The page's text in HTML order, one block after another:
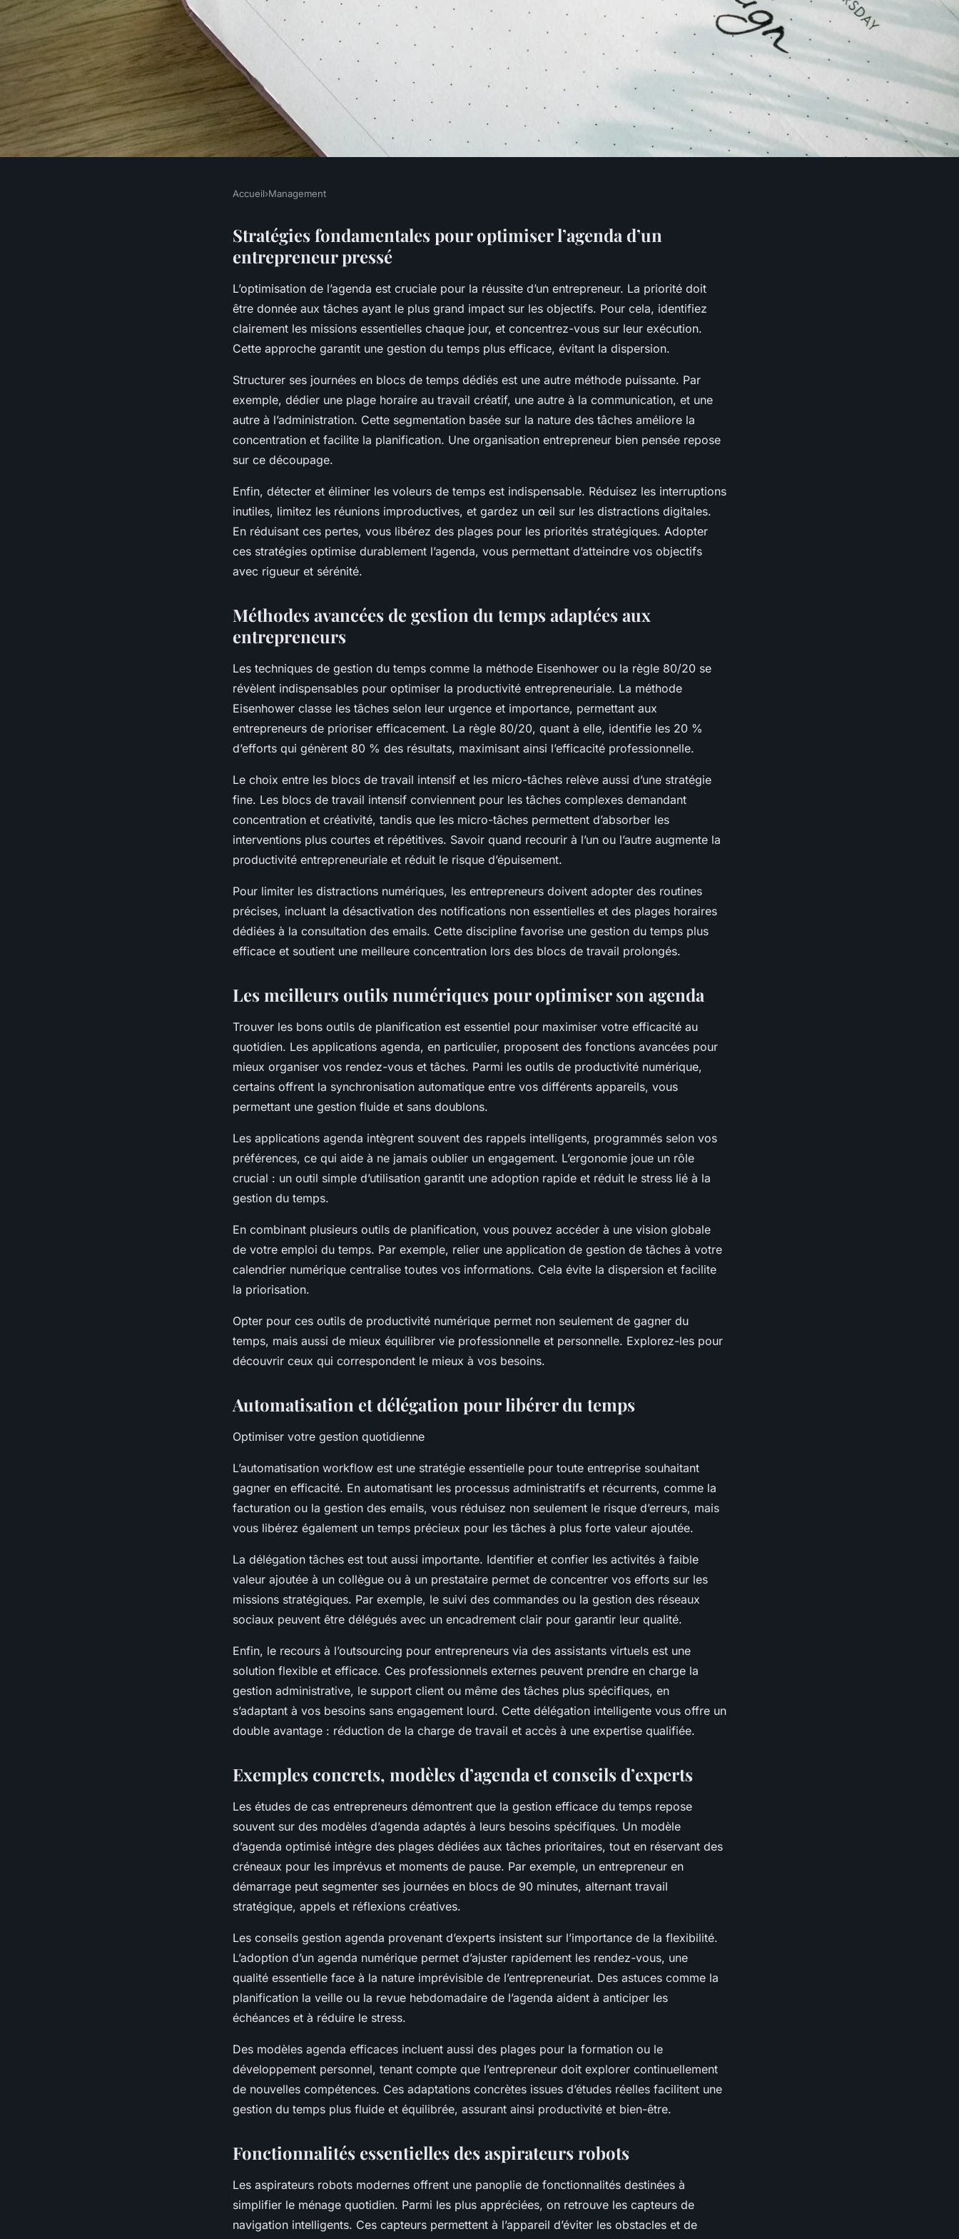
Optimisez Votre Agenda : Le Guide
Indispensable pour les Entrepreneurs
Toujours Pressés
Accueil›Management
Stratégies fondamentales pour optimiser l’agenda d’un
entrepreneur pressé
L’optimisation de l’agenda est cruciale pour la réussite d’un entrepreneur. La priorité doit
être donnée aux tâches ayant le plus grand impact sur les objectifs. Pour cela, identifiez
clairement les missions essentielles chaque jour, et concentrez-vous sur leur exécution.
Cette approche garantit une gestion du temps plus efficace, évitant la dispersion.
Structurer ses journées en blocs de temps dédiés est une autre méthode puissante. Par
exemple, dédier une plage horaire au travail créatif, une autre à la communication, et une
autre à l’administration. Cette segmentation basée sur la nature des tâches améliore la
concentration et facilite la planification. Une organisation entrepreneur bien pensée repose
sur ce découpage.
Enfin, détecter et éliminer les voleurs de temps est indispensable. Réduisez les interruptions
inutiles, limitez les réunions improductives, et gardez un œil sur les distractions digitales.
En réduisant ces pertes, vous libérez des plages pour les priorités stratégiques. Adopter
ces stratégies optimise durablement l’agenda, vous permettant d’atteindre vos objectifs
avec rigueur et sérénité.
Méthodes avancées de gestion du temps adaptées aux
entrepreneurs
Les techniques de gestion du temps comme la méthode Eisenhower ou la règle 80/20 se
révèlent indispensables pour optimiser la productivité entrepreneuriale. La méthode
Eisenhower classe les tâches selon leur urgence et importance, permettant aux
entrepreneurs de prioriser efficacement. La règle 80/20, quant à elle, identifie les 20 %
d’efforts qui génèrent 80 % des résultats, maximisant ainsi l’efficacité professionnelle.
Le choix entre les blocs de travail intensif et les micro-tâches relève aussi d’une stratégie
fine. Les blocs de travail intensif conviennent pour les tâches complexes demandant
concentration et créativité, tandis que les micro-tâches permettent d’absorber les
interventions plus courtes et répétitives. Savoir quand recourir à l’un ou l’autre augmente la
productivité entrepreneuriale et réduit le risque d’épuisement.
Pour limiter les distractions numériques, les entrepreneurs doivent adopter des routines
précises, incluant la désactivation des notifications non essentielles et des plages horaires
dédiées à la consultation des emails. Cette discipline favorise une gestion du temps plus
efficace et soutient une meilleure concentration lors des blocs de travail prolongés.
Les meilleurs outils numériques pour optimiser son agenda
Trouver les bons outils de planification est essentiel pour maximiser votre efficacité au
quotidien. Les applications agenda, en particulier, proposent des fonctions avancées pour
mieux organiser vos rendez-vous et tâches. Parmi les outils de productivité numérique,
certains offrent la synchronisation automatique entre vos différents appareils, vous
permettant une gestion fluide et sans doublons.
Les applications agenda intègrent souvent des rappels intelligents, programmés selon vos
préférences, ce qui aide à ne jamais oublier un engagement. L’ergonomie joue un rôle
crucial : un outil simple d’utilisation garantit une adoption rapide et réduit le stress lié à la
gestion du temps.
En combinant plusieurs outils de planification, vous pouvez accéder à une vision globale
de votre emploi du temps. Par exemple, relier une application de gestion de tâches à votre
calendrier numérique centralise toutes vos informations. Cela évite la dispersion et facilite
la priorisation.
Opter pour ces outils de productivité numérique permet non seulement de gagner du
temps, mais aussi de mieux équilibrer vie professionnelle et personnelle. Explorez-les pour
découvrir ceux qui correspondent le mieux à vos besoins.
Automatisation et délégation pour libérer du temps
Optimiser votre gestion quotidienne
L’automatisation workflow est une stratégie essentielle pour toute entreprise souhaitant
gagner en efficacité. En automatisant les processus administratifs et récurrents, comme la
facturation ou la gestion des emails, vous réduisez non seulement le risque d’erreurs, mais
vous libérez également un temps précieux pour les tâches à plus forte valeur ajoutée.
La délégation tâches est tout aussi importante. Identifier et confier les activités à faible
valeur ajoutée à un collègue ou à un prestataire permet de concentrer vos efforts sur les
missions stratégiques. Par exemple, le suivi des commandes ou la gestion des réseaux
sociaux peuvent être délégués avec un encadrement clair pour garantir leur qualité.
Enfin, le recours à l’outsourcing pour entrepreneurs via des assistants virtuels est une
solution flexible et efficace. Ces professionnels externes peuvent prendre en charge la
gestion administrative, le support client ou même des tâches plus spécifiques, en
s’adaptant à vos besoins sans engagement lourd. Cette délégation intelligente vous offre un
double avantage : réduction de la charge de travail et accès à une expertise qualifiée.
Exemples concrets, modèles d’agenda et conseils d’experts
Les études de cas entrepreneurs démontrent que la gestion efficace du temps repose
souvent sur des modèles d’agenda adaptés à leurs besoins spécifiques. Un modèle
d’agenda optimisé intègre des plages dédiées aux tâches prioritaires, tout en réservant des
créneaux pour les imprévus et moments de pause. Par exemple, un entrepreneur en
démarrage peut segmenter ses journées en blocs de 90 minutes, alternant travail
stratégique, appels et réflexions créatives.
Les conseils gestion agenda provenant d’experts insistent sur l’importance de la flexibilité.
L’adoption d’un agenda numérique permet d’ajuster rapidement les rendez-vous, une
qualité essentielle face à la nature imprévisible de l’entrepreneuriat. Des astuces comme la
planification la veille ou la revue hebdomadaire de l’agenda aident à anticiper les
échéances et à réduire le stress.
Des modèles agenda efficaces incluent aussi des plages pour la formation ou le
développement personnel, tenant compte que l’entrepreneur doit explorer continuellement
de nouvelles compétences. Ces adaptations concrètes issues d’études réelles facilitent une
gestion du temps plus fluide et équilibrée, assurant ainsi productivité et bien-être.
Fonctionnalités essentielles des aspirateurs robots
Les aspirateurs robots modernes offrent une panoplie de fonctionnalités destinées à
simplifier le ménage quotidien. Parmi les plus appréciées, on retrouve les capteurs de
navigation intelligents. Ces capteurs permettent à l’appareil d’éviter les obstacles et de